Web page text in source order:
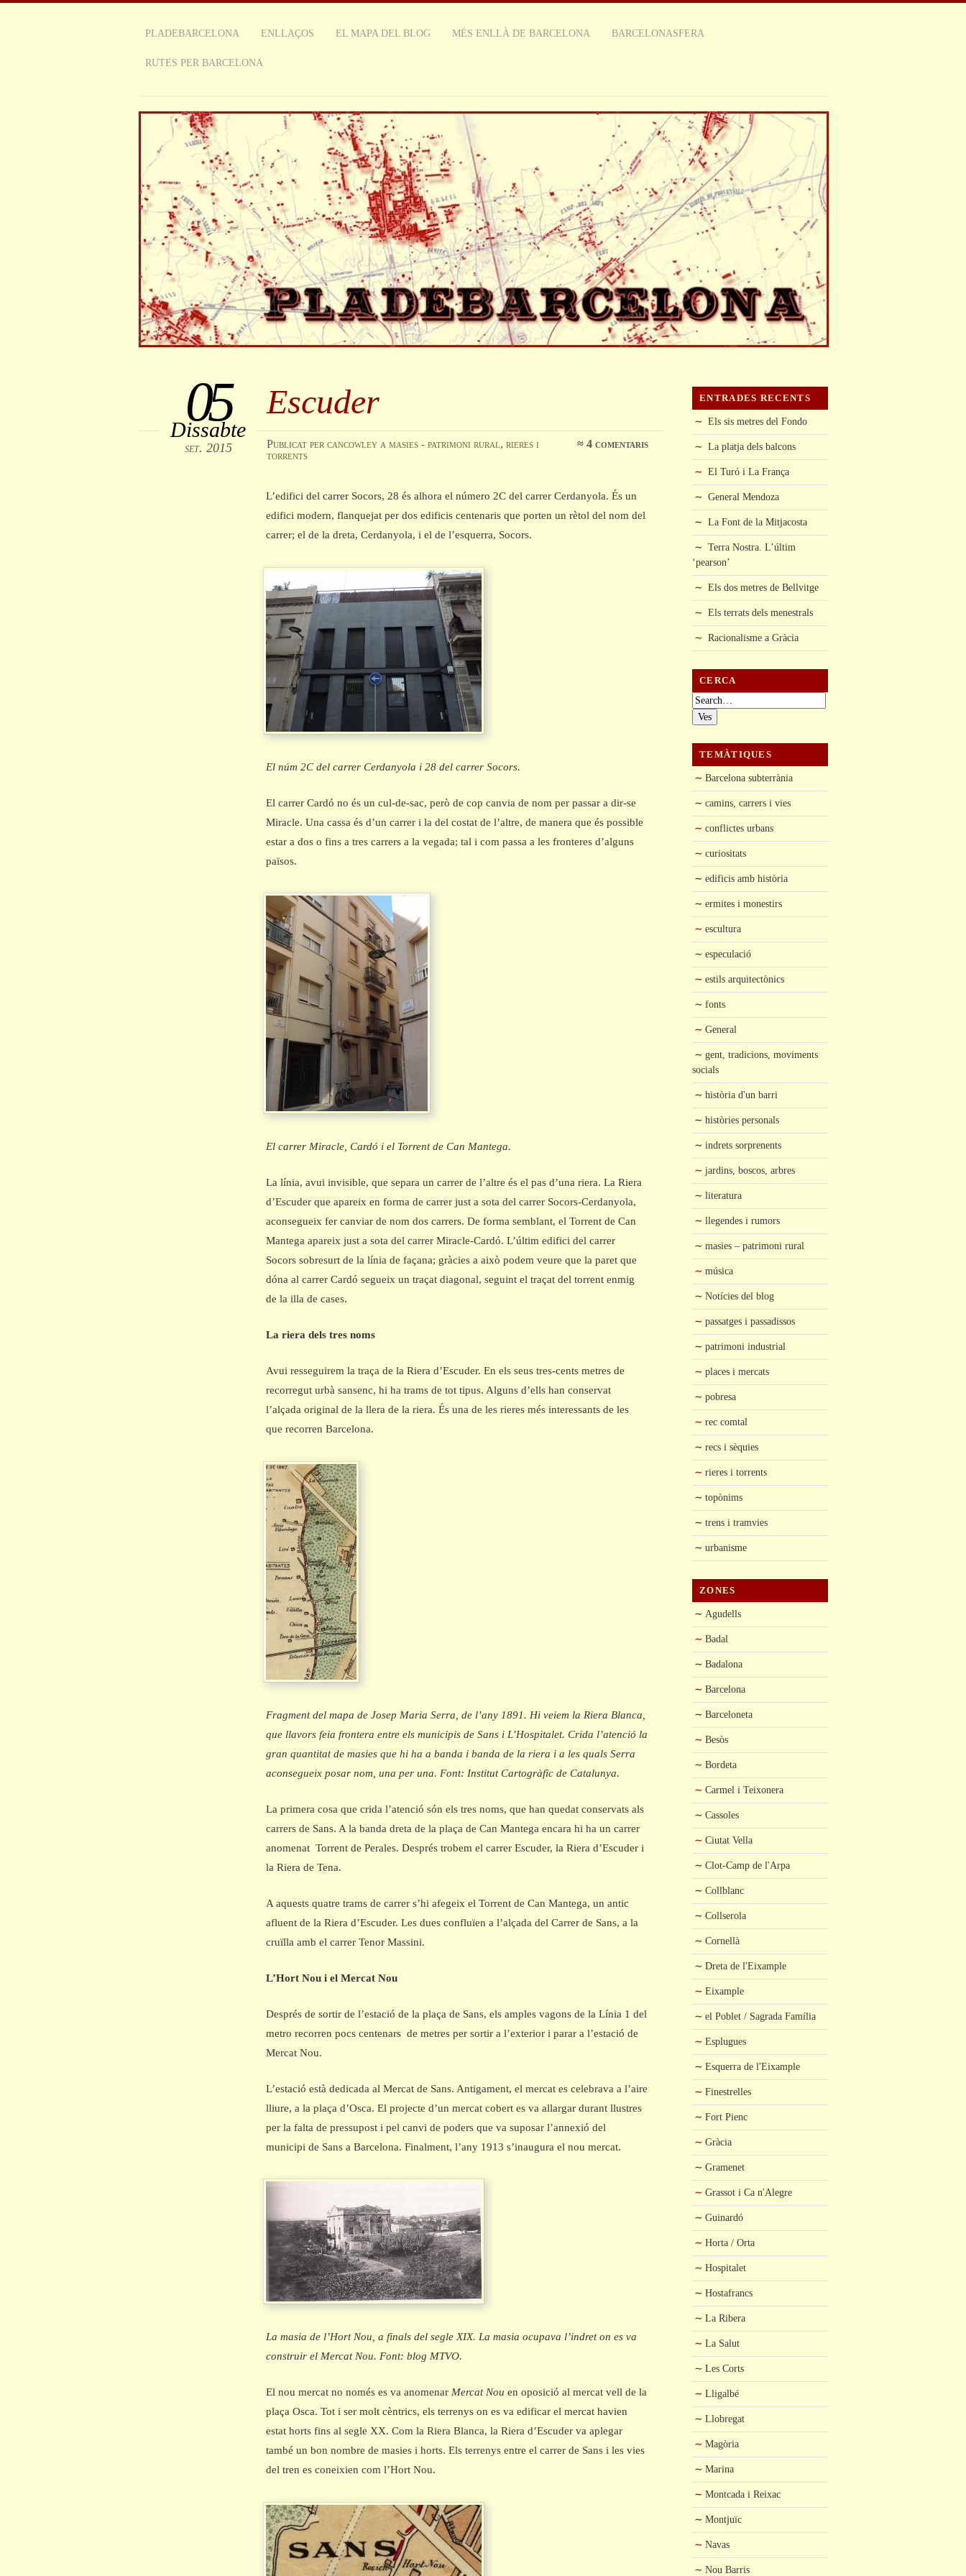
PLADEBARCELONA ENLLAÇOS EL MAPA DEL BLOG MÉS ENLLÀ DE BARCELONA BARCELONASFERA
RUTES PER BARCELONA
Escuder
05
Dissabte
set. 2015 Publicat per cancowleya masies - patrimoni rural, rieres i
torrents
≈4 comentaris
L’edifici del carrer Socors, 28 és alhora el número 2C del carrer Cerdanyola. És un
edifici modern, flanquejat per dos edificis centenaris que porten un rètol del nom del
carrer; el de la dreta, Cerdanyola, i el de l’esquerra, Socors.
El núm 2C del carrer Cerdanyola i 28 del carrer Socors.
El carrer Cardó no és un cul-de-sac, però de cop canvia de nom per passar a dir-se
Miracle. Una cassa és d’un carrer i la del costat de l’altre, de manera que és possible
estar a dos o fins a tres carrers a la vegada; tal i com passa a les fronteres d’alguns
països.
El carrer Miracle, Cardó i el Torrent de Can Mantega.
La línia, avui invisible, que separa un carrer de l’altre és el pas d’una riera. La Riera
d’Escuder que apareix en forma de carrer just a sota del carrer Socors-Cerdanyola,
aconsegueix fer canviar de nom dos carrers. De forma semblant, el Torrent de Can
Mantega apareix just a sota del carrer Miracle-Cardó. L’últim edifici del carrer
Socors sobresurt de la línia de façana; gràcies a això podem veure que la paret que
dóna al carrer Cardó segueix un traçat diagonal, seguint el traçat del torrent enmig
de la illa de cases.
La riera dels tres noms
Avui resseguirem la traça de la Riera d’Escuder. En els seus tres-cents metres de
recorregut urbà sansenc, hi ha trams de tot tipus. Alguns d’ells han conservat
l’alçada original de la llera de la riera. És una de les rieres més interessants de les
que recorren Barcelona.
Fragment del mapa de Josep Maria Serra, de l’any 1891. Hi veiem la Riera Blanca,
que llavors feia frontera entre els municipis de Sans i L’Hospitalet. Crida l’atenció la
gran quantitat de masies que hi ha a banda i banda de la riera i a les quals Serra
aconsegueix posar nom, una per una. Font: Institut Cartogràfic de Catalunya.
La primera cosa que crida l’atenció són els tres noms, que han quedat conservats als
carrers de Sans. A la banda dreta de la plaça de Can Mantega encara hi ha un carrer
anomenat Torrent de Perales. Després trobem el carrer Escuder, la Riera d’Escuder i
la Riera de Tena.
A aquests quatre trams de carrer s’hi afegeix el Torrent de Can Mantega, un antic
afluent de la Riera d’Escuder. Les dues confluïen a l’alçada del Carrer de Sans, a la
cruïlla amb el carrer Tenor Massini.
L’Hort Nou i el Mercat Nou
Després de sortir de l’estació de la plaça de Sans, els amples vagons de la Línia 1 del
metro recorren pocs centenars de metres per sortir a l’exterior i parar a l’estació de
Mercat Nou.
L’estació està dedicada al Mercat de Sans. Antigament, el mercat es celebrava a l’aire
lliure, a la plaça d’Osca. El projecte d’un mercat cobert es va allargar durant llustres
per la falta de pressupost i pel canvi de poders que va suposar l’annexió del
municipi de Sans a Barcelona. Finalment, l’any 1913 s’inaugura el nou mercat.
La masia de l’Hort Nou, a finals del segle XIX. La masia ocupava l’indret on es va
construir el Mercat Nou. Font: blog MTVO.
El nou mercat no només es va anomenarMercat Nou en oposició al mercat vell de la
plaça Osca. Tot i ser molt cèntrics, els terrenys on es va edificar el mercat havien
estat horts fins al segle XX. Com la Riera Blanca, la Riera d’Escuder va aplegar
també un bon nombre de masies i horts. Els terrenys entre el carrer de Sans i les vies
del tren es coneixien com l’Hort Nou.
ENTRADES RECENTS
Els sis metres del Fondo
La platja dels balcons
El Turó i La França
General Mendoza
La Font de la Mitjacosta
Terra Nostra. L’últim
‘pearson’
Els dos metres de Bellvitge
Els terrats dels menestrals
Racionalisme a Gràcia
CERCA
Cerca:
TEMÀTIQUES
Barcelona subterrània
camins, carrers i vies
conflictes urbans
curiositats
edificis amb història
ermites i monestirs
escultura
especulació
estils arquitectònics
fonts
General
gent, tradicions, moviments
socials
història d'un barri
històries personals
indrets sorprenents
jardins, boscos, arbres
literatura
llegendes i rumors
masies – patrimoni rural
música
Notícies del blog
passatges i passadissos
patrimoni industrial
places i mercats
pobresa
rec comtal
recs i sèquies
rieres i torrents
topònims
trens i tramvies
urbanisme
ZONES
Agudells
Badal
Badalona
Barcelona
Barceloneta
Besòs
Bordeta
Carmel i Teixonera
Cassoles
Ciutat Vella
Clot-Camp de l'Arpa
Collblanc
Collserola
Cornellà
Dreta de l'Eixample
Eixample
el Poblet / Sagrada Família
Esplugues
Esquerra de l'Eixample
Finestrelles
Fort Pienc
Gràcia
Gramenet
Grassot i Ca n'Alegre
Guinardó
Horta / Orta
Hospitalet
Hostafrancs
La Ribera
La Salut
Les Corts
Lligalbé
Llobregat
Magòria
Marina
Montcada i Reixac
Montjuïc
Navas
Nou Barris